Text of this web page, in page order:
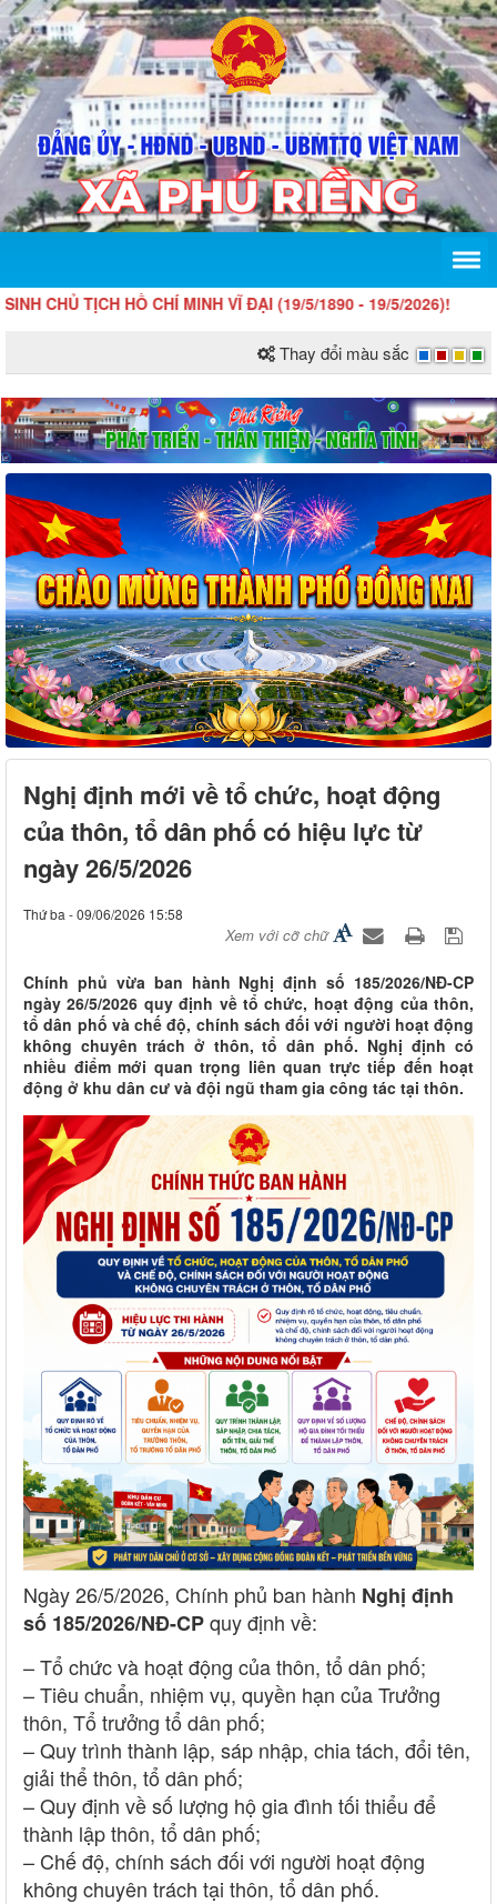
TỊCH HỒ CHÍ MINH VĨ ĐẠI (19/5/1890 - 19/5/2026)!
Thay đổi màu sắc
Nghị định mới về tổ chức, hoạt động
của thôn, tổ dân phố có hiệu lực từ
ngày 26/5/2026
Thứ ba - 09/06/2026 15:58
Xem với cỡ chữ
Chính phủ vừa ban hành Nghị định số 185/2026/NĐ-CP
ngày 26/5/2026 quy định về tổ chức, hoạt động của thôn,
tổ dân phố và chế độ, chính sách đối với người hoạt động
không chuyên trách ở thôn, tổ dân phố. Nghị định có
nhiều điểm mới quan trọng liên quan trực tiếp đến hoạt
động ở khu dân cư và đội ngũ tham gia công tác tại thôn.
Ngày 26/5/2026, Chính phủ ban hành Nghị định
số 185/2026/NĐ-CPquy định về:
– Tổ chức và hoạt động của thôn, tổ dân phố;
– Tiêu chuẩn, nhiệm vụ, quyền hạn của Trưởng
thôn, Tổ trưởng tổ dân phố;
– Quy trình thành lập, sáp nhập, chia tách, đổi tên,
giải thể thôn, tổ dân phố;
– Quy định về số lượng hộ gia đình tối thiểu để
thành lập thôn, tổ dân phố;
– Chế độ, chính sách đối với người hoạt động
không chuyên trách tại thôn, tổ dân phố.